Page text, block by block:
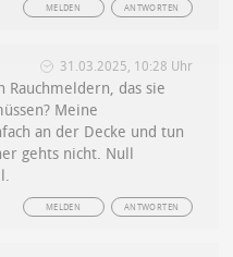
ANTWORTEN
MELDEN
31.03.2025, 10:28 Uhr
Rauchmeldern, das sie
Meine
an der Decke und tun
gehts nicht. Null
ANTWORTEN
MELDEN